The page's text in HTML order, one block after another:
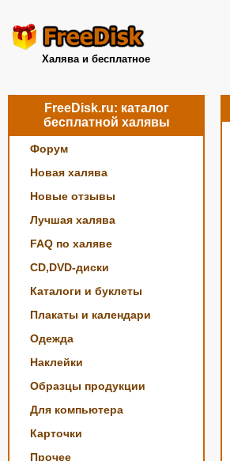
Халява и бесплатное
FreeDisk.ru: каталог
бесплатной халявы
Форум
Новая халява
Новые отзывы
Лучшая халява
FAQ по халяве
CD,DVD-диски
Каталоги и буклеты
Плакаты и календари
Одежда
Наклейки
Образцы продукции
Для компьютера
Карточки
Прочее